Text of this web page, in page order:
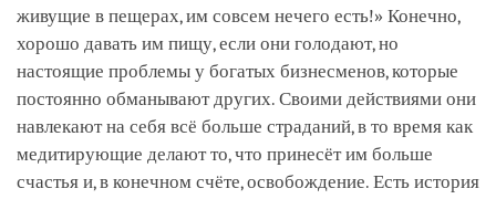
живущие в пещерах, им совсем нечего есть!» Конечно,
хорошо давать им пищу, если они голодают, но
настоящие проблемы у богатых бизнесменов, которые
постоянно обманывают других. Своими действиями они
навлекают на себя всё больше страданий, в то время как
медитирующие делают то, что принесёт им больше
счастья и, в конечном счёте, освобождение. Есть история